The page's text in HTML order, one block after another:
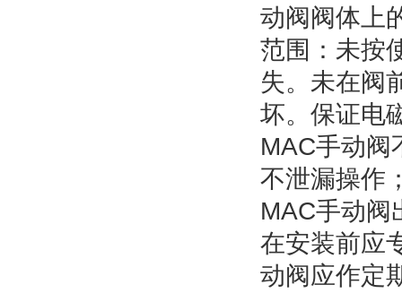
动阀阀体上
范围：未按
失。未在阀
坏。保证电
MAC手动阀
不泄漏操作
MAC手动阀
在安装前应
动阀应作定